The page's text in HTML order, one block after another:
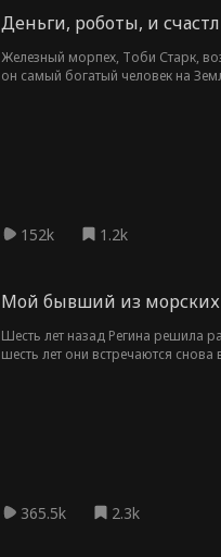
Деньги, роботы, и
Железный морпех, Тоби Старк,
он самый богатый человек на
152k 1.2k
Мой бывший из морских
Шесть лет назад Регина решила
шесть лет они встречаются
365.5k 2.3k